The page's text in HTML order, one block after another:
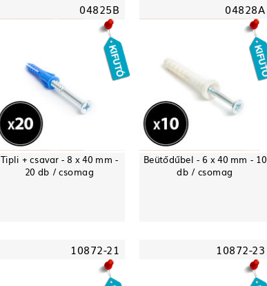
04825B
Tipli + csavar - 8 x 40 mm -
20 db / csomag
04828A
Beütődűbel - 6 x 40 mm - 10
db / csomag
10872-21 10872-23